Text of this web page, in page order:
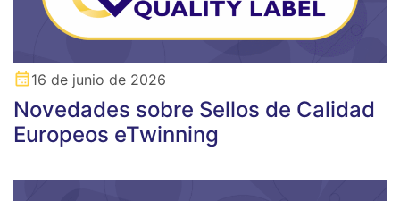
16 de junio de 2026
Novedades sobre Sellos de Calidad
Europeos eTwinning